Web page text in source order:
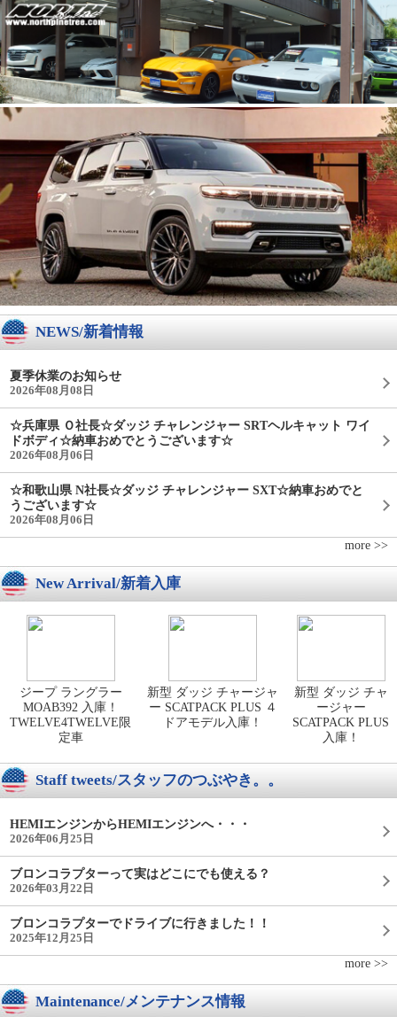
NEWS/新着情報
夏季休業のお知らせ
2026年08月08日
☆兵庫県 Ｏ社長☆ダッジ チャレンジャー SRTヘルキャット ワイ
ドボディ☆納車おめでとうございます☆
2026年08月06日
☆和歌山県 N社長☆ダッジ チャレンジャー SXT☆納車おめでと
うございます☆
2026年08月06日
more >>
New Arrival/新着入庫
ジープ ラングラー
MOAB392 入庫！
TWELVE4TWELVE限
定車
新型 ダッジ チャージャ
ー SCATPACK PLUS ４
ドアモデル入庫！
新型 ダッジ チャ
ージャー
SCATPACK PLUS
入庫！
Staff tweets/スタッフのつぶやき。。
HEMIエンジンからHEMIエンジンへ・・・
2026年06月25日
ブロンコラプターって実はどこにでも使える？
2026年03月22日
ブロンコラプターでドライブに行きました！！
2025年12月25日
more >>
Maintenance/メンテナンス情報